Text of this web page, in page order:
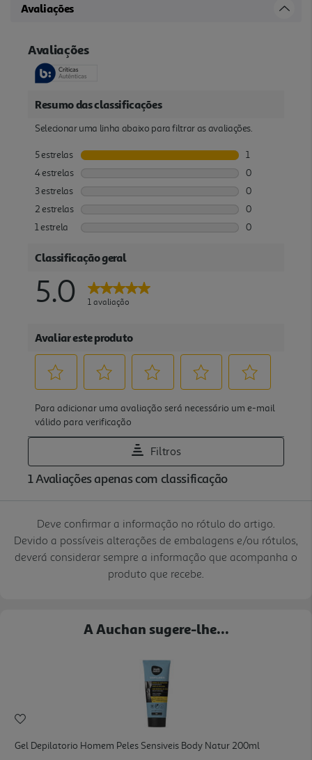
Avaliações
Deve confirmar a informação no rótulo do artigo.
Devido a possíveis alterações de embalagens e/ou rótulos,
deverá considerar sempre a informação que acompanha o
produto que recebe.
A Auchan sugere-lhe...
Gel Depilatorio Homem Peles Sensiveis Body Natur 200ml